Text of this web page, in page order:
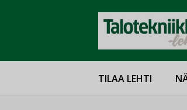
TILAA LEHTI